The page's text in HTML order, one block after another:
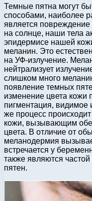
Темные пятна могут
способами, наиболее
является
на солнце, наши тела
эпидермисе нашей
меланин. Это
на УФ-излучение.
нейтрализует
слишком много
появление темных
изменение цвета кожи
пигментация, видимое
же процесс
кожи, вызывающим
цвета. В отличие от
меланодермия
встречается у
также являются
пятен.